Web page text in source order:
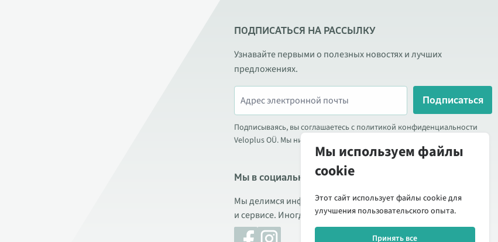
ПОДПИСАТЬСЯ НА РАССЫЛКУ
Узнавайте первыми о полезных новостях и лучших
предложениях.
Подписаться
Подписываясь, вы соглашаетесь с политикой конфиденциальности
Veloplus OÜ. Мы никогда не передаём ваши данные третьим лицам.
Мы в социальных сетях
Мы делимся информацией о выгодных акциях, новых товарах
и сервисе. Иногда публикуем обзоры продукции.
Мы используем файлы
cookie
Этот сайт использует файлы cookie для
улучшения пользовательского опыта.
Принять все